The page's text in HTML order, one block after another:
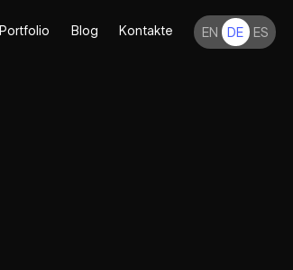
Portfolio Blog Kontakte EN DE ES